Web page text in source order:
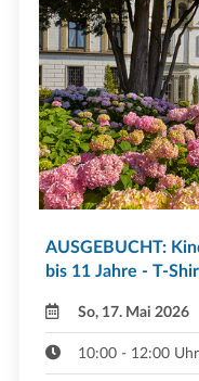
AUSGEBUCHT:
bis 11 Jahre - T-
So, 17. Mai 2026
10:00 - 12:00 Uhr